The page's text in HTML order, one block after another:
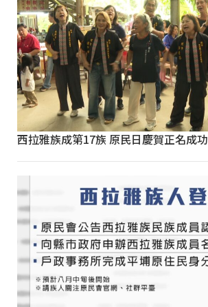
西拉雅族成第17族 原民日慶賀正名成功